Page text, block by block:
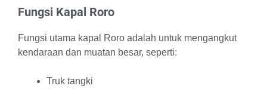
Fungsi Kapal Roro
Fungsi utama kapal Roro adalah untuk mengangkut
kendaraan dan muatan besar, seperti:
Truk tangki